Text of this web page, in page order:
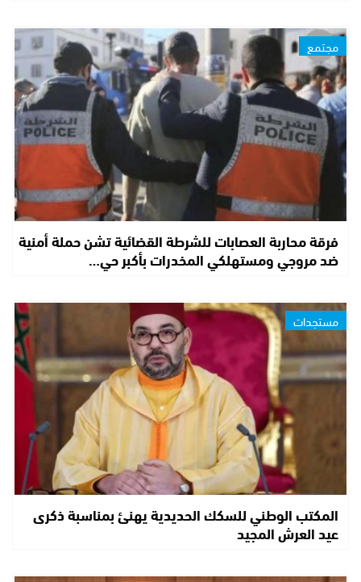
مجتمع
فرقة محاربة العصابات للشرطة القضائية تشن حملة أمنية
ضد مروجي ومستهلكي المخدرات بأكبر حي…
مستجدات
المكتب الوطني للسكك الحديدية يهنئ بمناسبة ذكرى
عيد العرش المجيد